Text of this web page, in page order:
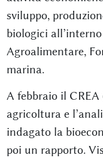
sviluppo,
biologici
Agroalimentare,
marina.
A febbraio il
agricoltura e
indagato la
poi un rapporto.